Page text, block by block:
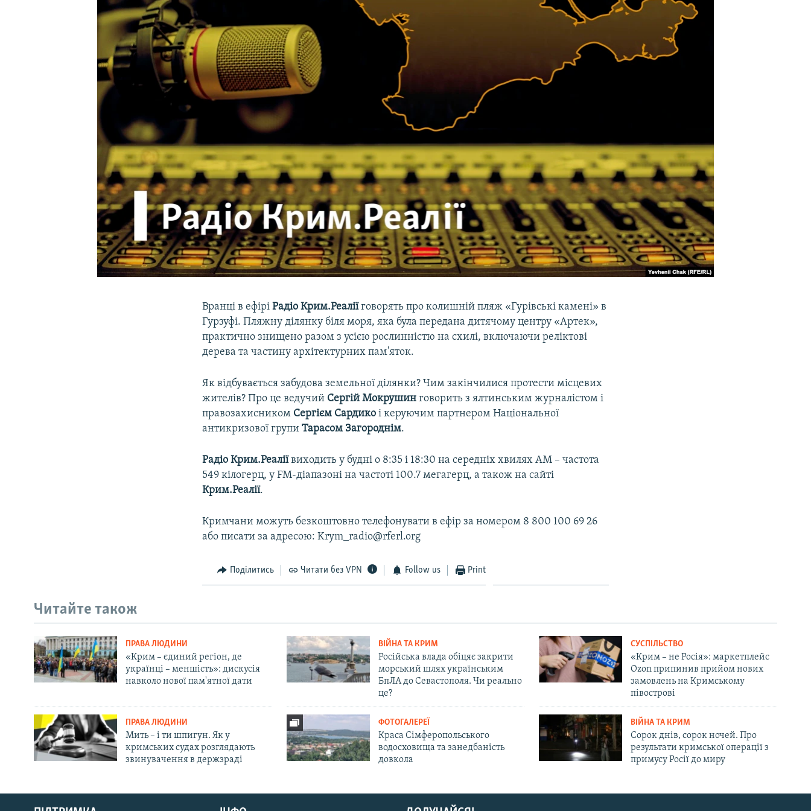
УКРАЇНСЬКА ПРОБЛЕМА КРИМУ
Русский
Вранці в ефіріРадіо Крим.Реаліїговорять про колишній пляж «Гурівські камені» в
Гурзуфі. Пляжну ділянку біля моря, яка була передана дитячому центру «Артек»,
практично знищено разом з усією рослинністю на схилі, включаючи реліктові
дерева та частину архітектурних пам'яток.
Як відбувається забудова земельної ділянки? Чим закінчилися протести місцевих
жителів? Про це ведучий Сергій Мокрушинговорить з ялтинським журналістом і
правозахисником Сергієм Сардико і керуючим партнером Національної
антикризової групиТарасом Загороднім.
Радіо Крим.Реаліївиходить у будні о 8:35 і 18:30 на середніх хвилях АМ – частота
549 кілогерц, у FM-діапазоні на частоті 100.7 мегагерц, а також на сайті
Крим.Реалії.
Кримчани можуть безкоштовно телефонувати в ефір за номером 8 800 100 69 26
або писати за адресою: Krym_radio@rferl.org
Поділитись Читати без VPN Follow us Print
Читайте також
ПРАВА ЛЮДИНИ
«Крим – єдиний регіон, де
українці – меншість»: дискусія
навколо нової пам'ятної дати
ВІЙНА ТА КРИМ
Російська влада обіцяє закрити
морський шлях українським
БпЛА до Севастополя. Чи реально
це?
СУСПІЛЬСТВО
«Крим – не Росія»: маркетплейс
Ozon припинив прийом нових
замовлень на Кримському
півострові
ПРАВА ЛЮДИНИ
Мить – і ти шпигун. Як у
кримських судах розглядають
звинувачення в держзраді
ФОТОГАЛЕРЕЇ
Краса Сімферопольського
водосховища та занедбаність
довкола
ВІЙНА ТА КРИМ
Сорок днів, сорок ночей. Про
результати кримської операції з
примусу Росії до миру